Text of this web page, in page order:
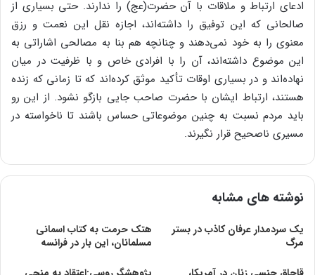
ادعای ارتباط و ملاقات با آن حضرت(عج) را ندارند. حتی بسیاری از
صالحانی که این توفیق را داشته‌اند، اجازه نقل این نعمت و رزق
معنوی را به خود نمی‌دهند و چنانچه هم بنا به مصالحی اشاراتی به
این موضوع داشته‌اند، آن را با افرادی خاص و با ظرفیت در میان
نهاده‌اند و در بسیاری اوقات تأکید موثق کرده‌اند که تا زمانی که زنده
هستند، ارتباط ایشان با حضرت صاحب جایی بازگو نشود. از این رو
باید مردم نسبت به چنین موضوعاتی حساس باشند تا ناخواسته در
مسیری ناصحیح قرار نگیرند.
نوشته های مشابه
یک سردمدار عرفان کاذب در بستر
مرگ
هتک حرمت به کتاب اسمانی
مسلمانان، این بار در فرانسه